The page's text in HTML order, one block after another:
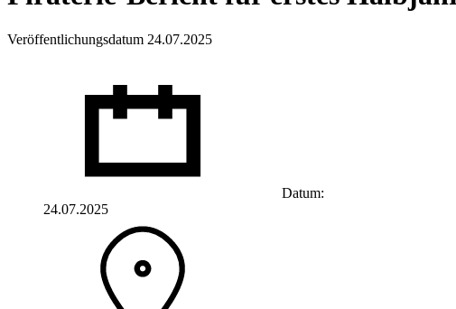
Veröffentlichungsdatum 24.07.2025
Datum:
24.07.2025